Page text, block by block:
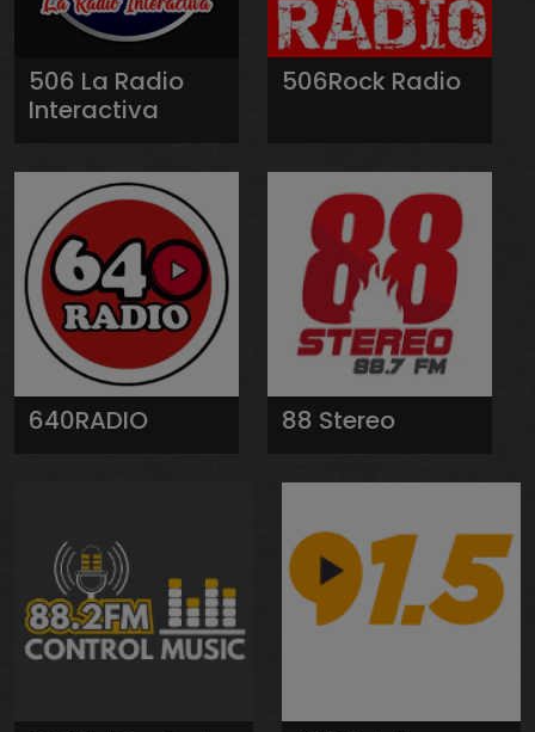
506 La Radio
Interactiva
506Rock Radio
640RADIO 88 Stereo